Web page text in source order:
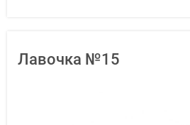
Лавочка №15